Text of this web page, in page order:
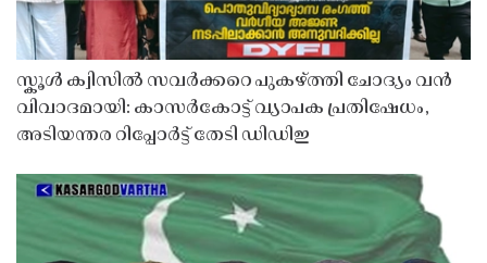
സ്കൂൾ ക്വിസിൽ സവർക്കറെ പുകഴ്ത്തി ചോദ്യം വൻ
വിവാദമായി: കാസർകോട്ട് വ്യാപക പ്രതിഷേധം,
അടിയന്തര റിപ്പോർട്ട് തേടി ഡിഡിഇ